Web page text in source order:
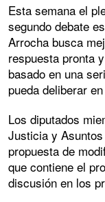
Esta semana el
segundo debate
Arrocha busca
respuesta pronta
basado en una
pueda deliberar
Los diputados
Justicia y
propuesta de
que contiene el
discusión en los